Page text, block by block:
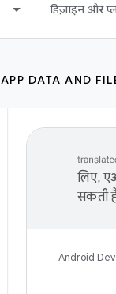
डिज़ाइन और
APP DATA AND
लिए,
सकती
Android